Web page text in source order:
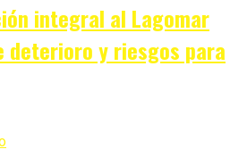
integral al Lagomar
deterioro y riesgos para